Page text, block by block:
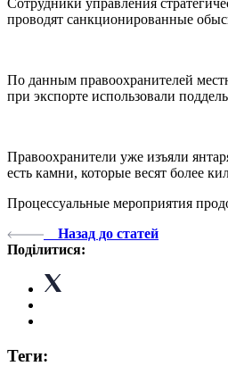
проводят санкционированные
По данным правоохранителей
при экспорте использовали
Правоохранители уже изъяли
есть камни, которые весят более
Процессуальные мероприятия
Назад до статей
Поділитися:
Теги: